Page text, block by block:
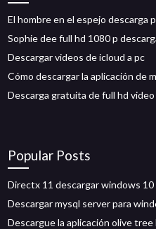
El hombre en el espejo descarga
Sophie dee full hd 1080 p
Descargar videos de icloud a pc
Cómo descargar la aplicación de
Descarga gratuita de full hd
Popular Posts
Directx 11 descargar windows 10
Descargar mysql server para
Descargue la aplicación olive